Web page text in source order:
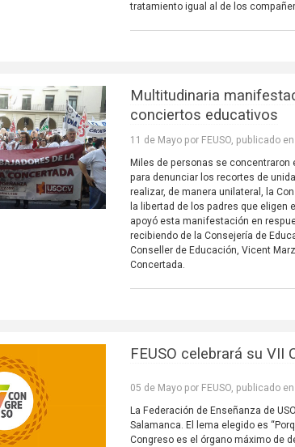
tratamiento igual al de los
Multitudinaria
conciertos educativos
11 de Mayo por FEUSO, publicado
Miles de personas se
para denunciar los recortes de
realizar, de manera unilateral, la
la libertad de los padres que eligen
apoyó esta manifestación en
recibiendo de la Consejería de
Conseller de Educación, Vicent
Concertada.
FEUSO celebrará su VII
05 de Mayo por FEUSO, publicado
La Federación de Enseñanza de
Salamanca. El lema elegido es
Congreso es el órgano máximo de